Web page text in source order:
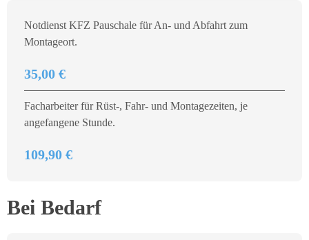
Notdienst KFZ Pauschale für An- und Abfahrt zum
Montageort.
35,00 €
Facharbeiter für Rüst-, Fahr- und Montagezeiten, je
angefangene Stunde.
109,90 €
Bei Bedarf